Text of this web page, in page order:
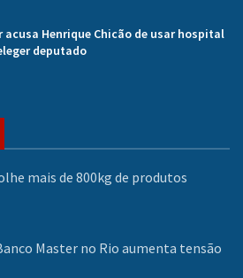
acusa Henrique Chicão de usar hospital
deputado
mais de 800kg de produtos
Master no Rio aumenta tensão